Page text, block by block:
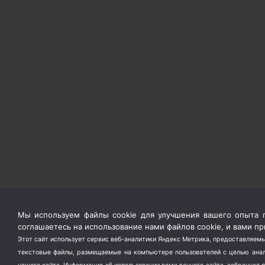
Мы используем файлы cookie для улучшения вашего опыта
соглашаетесь на использование нами файлов cookie, и вами
Этот сайт использует сервис веб-аналитики Яндекс Метрика,
текстовые файлы, размещаемые на компьютере пользователей с целью